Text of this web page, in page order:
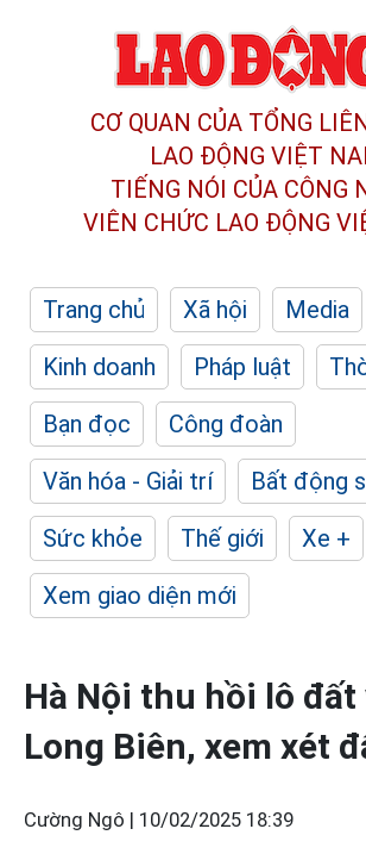
CƠ QUAN CỦA TỔNG
LAO ĐỘNG VIỆT
TIẾNG NÓI CỦA CÔNG
VIÊN CHỨC LAO ĐỘNG
Trang chủ Xã hội Media
Kinh doanh
Pháp luật
Bạn đọc
Công đoàn
Văn hóa - Giải trí
Bất động
Sức khỏe
Thế giới
Xe +
Xem giao diện mới
Hà Nội thu hồi lô đất
Long Biên, xem xét
Cường Ngô | 10/02/2025 18:39